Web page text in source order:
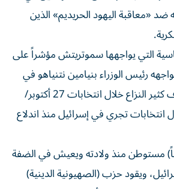
ضد «معاقبة اليهود الحريديم» الذين
التي يواجهها سموتريتش مؤشراً ⁠على
رئيس الوزراء بنيامين نتنياهو في
قيادة حلفائه في ائتلاف كثير النزاع خلال انتخابات 27 أكتوبر/
تجري في إسرائيل منذ اندلاع
(46 عاماً) مستوطن منذ ولادته ويعيش في الضفة
ويقود حزب (الصهيونية الدينية)